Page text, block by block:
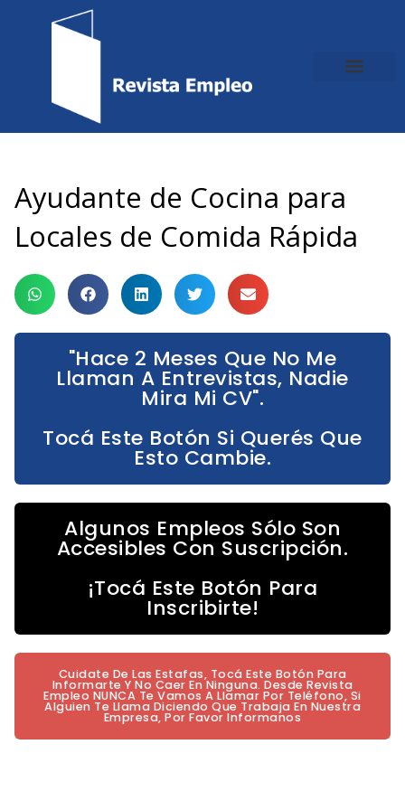
Ayudante de Cocina para
Locales de Comida Rápida
"Hace 2 Meses Que No Me
Llaman A Entrevistas, Nadie
Mira Mi CV".
Tocá Este Botón Si Querés Que
Esto Cambie.
Algunos Empleos Sólo Son
Accesibles Con Suscripción.
¡Tocá Este Botón Para
Inscribirte!
Cuidate De Las Estafas, Tocá Este Botón Para
Informarte Y No Caer En Ninguna. Desde Revista
Empleo NUNCA Te Vamos A Llamar Por Teléfono, Si
Alguien Te Llama Diciendo Que Trabaja En Nuestra
Empresa, Por Favor Informanos